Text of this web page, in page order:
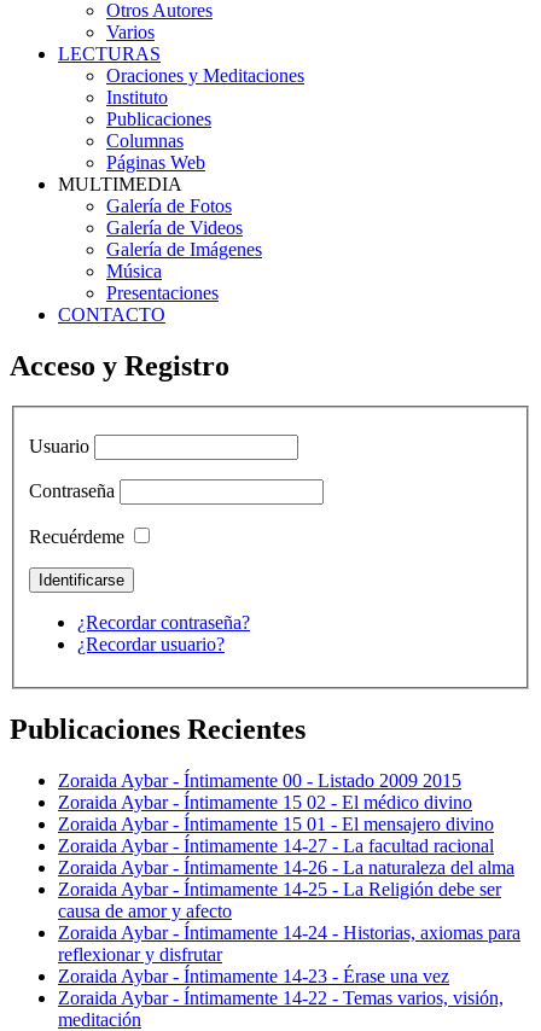
Otros Autores
Varios
LECTURAS
Oraciones y Meditaciones
Instituto
Publicaciones
Columnas
Páginas Web
MULTIMEDIA
Galería de Fotos
Galería de Videos
Galería de Imágenes
Música
Presentaciones
CONTACTO
Acceso y Registro
Usuario
Contraseña
Recuérdeme
¿Recordar contraseña?
¿Recordar usuario?
Publicaciones Recientes
Zoraida Aybar - Íntimamente 00 - Listado 2009 2015
Zoraida Aybar - Íntimamente 15 02 - El médico divino
Zoraida Aybar - Íntimamente 15 01 - El mensajero divino
Zoraida Aybar - Íntimamente 14-27 - La facultad racional
Zoraida Aybar - Íntimamente 14-26 - La naturaleza del alma
Zoraida Aybar - Íntimamente 14-25 - La Religión debe ser
causa de amor y afecto
Zoraida Aybar - Íntimamente 14-24 - Historias, axiomas para
reflexionar y disfrutar
Zoraida Aybar - Íntimamente 14-23 - Érase una vez
Zoraida Aybar - Íntimamente 14-22 - Temas varios, visión,
meditación